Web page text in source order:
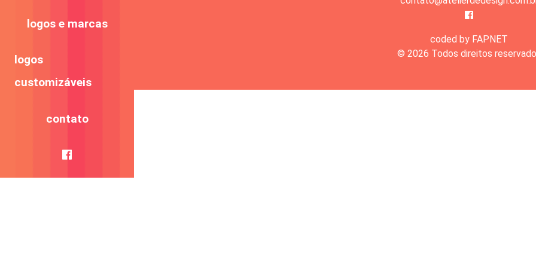
logos e marcas
logos
customizáveis
contato
coded by FAPNET
© 2026 Todos direitos